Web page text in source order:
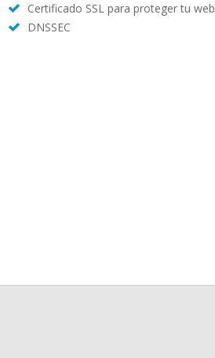
Certificado SSL para proteger tu web
DNSSEC